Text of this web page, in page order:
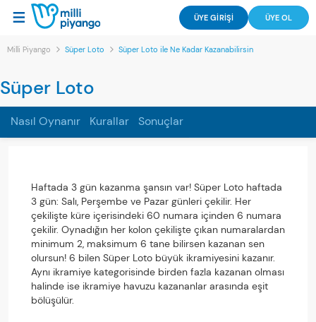
ÜYE GİRİŞİ ÜYE OL
Milli Piyango Süper Loto Süper Loto ile Ne Kadar Kazanabilirsin
Süper Loto
Nasıl Oynanır Kurallar Sonuçlar
Haftada 3 gün kazanma şansın var! Süper Loto haftada
3 gün: Salı, Perşembe ve Pazar günleri çekilir. Her
çekilişte küre içerisindeki 60 numara içinden 6 numara
çekilir. Oynadığın her kolon çekilişte çıkan numaralardan
minimum 2, maksimum 6 tane bilirsen kazanan sen
olursun! 6 bilen Süper Loto büyük ikramiyesini kazanır.
Aynı ikramiye kategorisinde birden fazla kazanan olması
halinde ise ikramiye havuzu kazananlar arasında eşit
bölüşülür.